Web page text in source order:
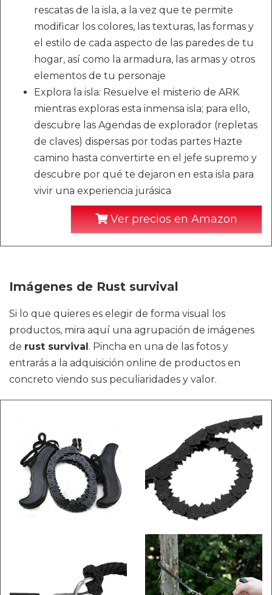
rescatas de la isla, a la vez que te permite
modificar los colores, las texturas, las formas y
el estilo de cada aspecto de las paredes de tu
hogar, así como la armadura, las armas y otros
elementos de tu personaje
Explora la isla: Resuelve el misterio de ARK
mientras exploras esta inmensa isla; para ello,
descubre las Agendas de explorador (repletas
de claves) dispersas por todas partes Hazte
camino hasta convertirte en el jefe supremo y
descubre por qué te dejaron en esta isla para
vivir una experiencia jurásica
Ver precios en Amazon
Imágenes de Rust survival
Si lo que quieres es elegir de forma visual los
productos, mira aquí una agrupación de imágenes
de rust survival. Pincha en una de las fotos y
entrarás a la adquisición online de productos en
concreto viendo sus peculiaridades y valor.